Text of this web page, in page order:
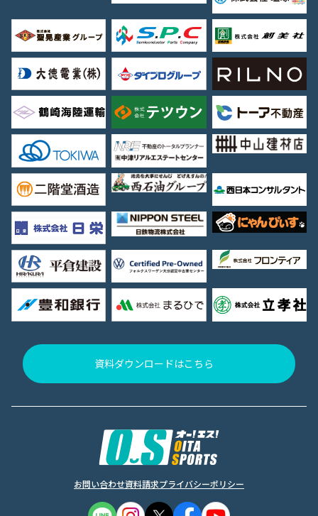
資料ダウンロードはこちら
お問い合わせ資料請求プライバシーポリシー